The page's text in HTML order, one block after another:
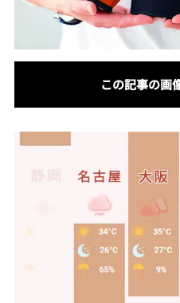
この記事の画